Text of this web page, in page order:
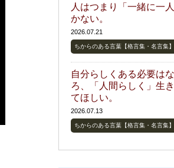
人はつまり「一緒に一
かない。
2026.07.21
ちからのある言葉【格言集・名言集】
自分らしくある必要は
ろ、「人間らしく」生
てほしい。
2026.07.13
ちからのある言葉【格言集・名言集】